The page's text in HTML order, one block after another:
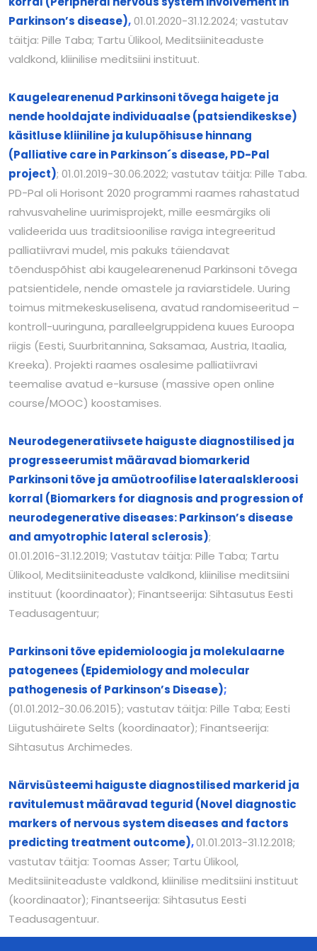
Parkinson’s disease),01.01.2020-31.12.2024; vastutav
täitja: Pille Taba; Tartu Ülikool, Meditsiiniteaduste
valdkond, kliinilise meditsiini instituut.
Kaugelearenenud Parkinsoni tõvega haigete ja
nende hooldajate individuaalse (patsiendikeskse)
käsitluse kliiniline ja kulupõhisuse hinnang
(Palliative care in Parkinson´s disease, PD-Pal
project); 01.01.2019-30.06.2022; vastutav täitja: Pille Taba.
PD-Pal oli Horisont 2020 programmi raames rahastatud
rahvusvaheline uurimisprojekt, mille eesmärgiks oli
valideerida uus traditsioonilise raviga integreeritud
palliatiivravi mudel, mis pakuks täiendavat
tõenduspõhist abi kaugelearenenud Parkinsoni tõvega
patsientidele, nende omastele ja raviarstidele. Uuring
toimus mitmekeskuselisena, avatud randomiseeritud –
kontroll-uuringuna, paralleelgruppidena kuues Euroopa
riigis (Eesti, Suurbritannina, Saksamaa, Austria, Itaalia,
Kreeka). Projekti raames osalesime palliatiivravi
teemalise avatud e-kursuse (massive open online
course/MOOC) koostamises.
Neurodegeneratiivsete haiguste diagnostilised ja
progresseerumist määravad biomarkerid
Parkinsoni tõve ja amüotroofilise lateraalskleroosi
korral (Biomarkers for diagnosis and progression of
neurodegenerative diseases: Parkinson’s disease
and amyotrophic lateral sclerosis);
01.01.2016−31.12.2019; Vastutav täitja: Pille Taba; Tartu
Ülikool, Meditsiiniteaduste valdkond, kliinilise meditsiini
instituut (koordinaator); Finantseerija: Sihtasutus Eesti
Teadusagentuur;
Parkinsoni tõve epidemioloogia ja molekulaarne
patogenees (Epidemiology and molecular
pathogenesis of Parkinson’s Disease);
(01.01.2012−30.06.2015); vastutav täitja: Pille Taba; Eesti
Liigutushäirete Selts (koordinaator); Finantseerija:
Sihtasutus Archimedes.
Närvisüsteemi haiguste diagnostilised markerid ja
ravitulemust määravad tegurid (Novel diagnostic
markers of nervous system diseases and factors
predicting treatment outcome),01.01.2013−31.12.2018;
vastutav täitja: Toomas Asser; Tartu Ülikool,
Meditsiiniteaduste valdkond, kliinilise meditsiini instituut
(koordinaator); Finantseerija: Sihtasutus Eesti
Teadusagentuur.